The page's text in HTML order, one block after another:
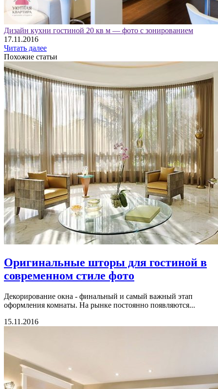
Дизайн кухни гостиной 20 кв м — фото с зонированием
17.11.2016
Читать далее
Похожие статьи
Оригинальные шторы для гостиной в
современном стиле фото
Декорирование окна - финальный и самый важный этап
оформления комнаты. На рынке постоянно появляются...
15.11.2016